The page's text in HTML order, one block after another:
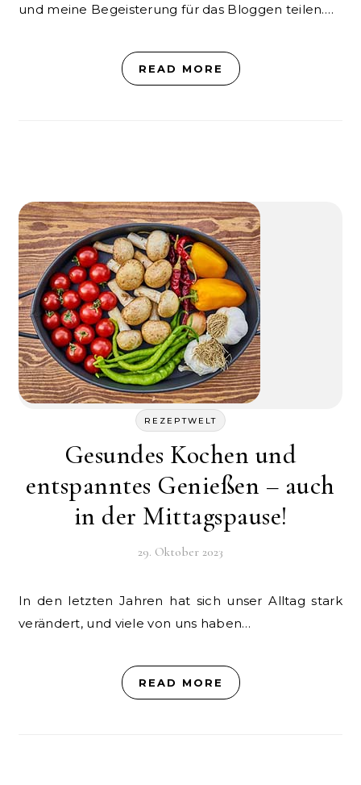
und meine Begeisterung für das Bloggen teilen.…
READ MORE
REZEPTWELT
Gesundes Kochen und
entspanntes Genießen – auch
in der Mittagspause!
29. Oktober 2023
In den letzten Jahren hat sich unser Alltag stark
verändert, und viele von uns haben…
READ MORE